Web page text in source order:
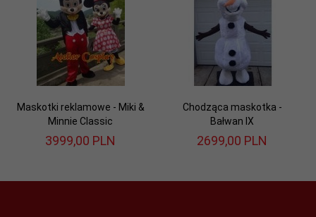
Maskotki reklamowe - Miki &
Minnie Classic
3999,00 PLN
Chodząca maskotka -
Bałwan IX
2699,00 PLN